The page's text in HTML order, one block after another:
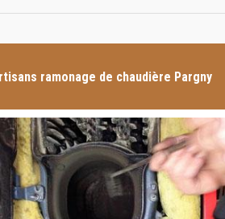
ramonage de chaudière Pargny